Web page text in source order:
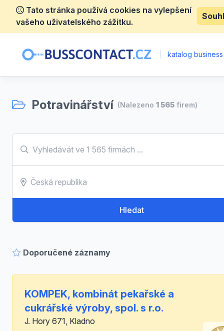
Tato stránka používá cookies na vylepšení
vašeho uživatelského zážitku.
katalog
Potravinářství (Nalezeno 1 565 firem)
Hledat
Doporučené záznamy
KOMPEK, kombinát pekařské a
cukrářské výroby, spol. s r.o.
J. Hory 671, Kladno